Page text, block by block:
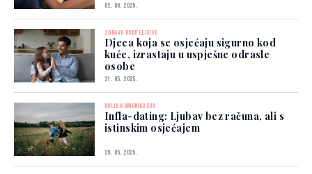
02. 06. 2025.
ZDRAVO RODITELJSTVO
Djeca koja se osjećaju sigurno kod
kuće, izrastaju u uspješne odrasle
osobe
31. 05. 2025.
BOLJA KOMUNIKACIJA
Infla-dating: Ljubav bez računa, ali s
istinskim osjećajem
29. 05. 2025.